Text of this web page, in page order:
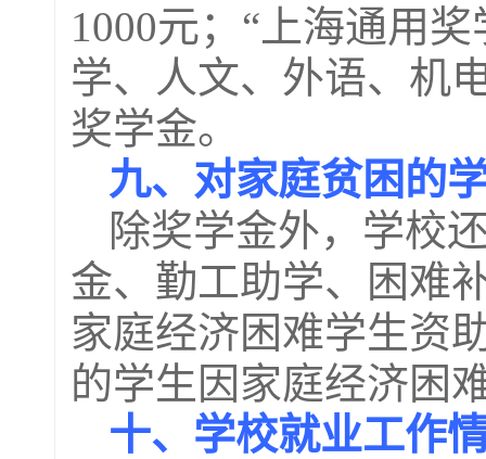
1000元；“上海通用
学、人文、外语、机
奖学金。
九、对家庭贫困的
除奖学金外，学校
金、勤工助学、困难
家庭经济困难学生资
的学生因家庭经济困
十、学校就业工作